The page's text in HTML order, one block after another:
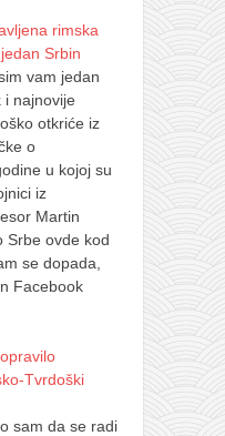
rimska
Srbin
vam jedan
i najnovije
otkriće iz
o
u kojoj su
iz
Martin
Srbe ovde kod
se dopada,
Facebook
Tvrdoški
sam da se radi